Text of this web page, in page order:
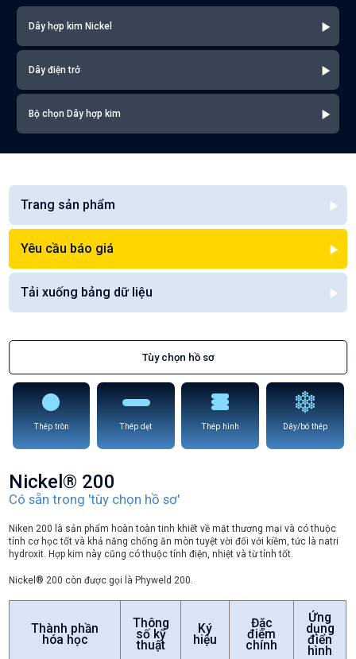
Dây hợp kim Nickel
Dây điện trở
Bộ chọn Dây hợp kim
Trang sản phẩm
Yêu cầu báo giá
Tải xuống bảng dữ liệu
Tùy chọn hồ sơ
Thép tròn Thép dẹt Thép hình Dây/bó thép
Nickel® 200
Có sẵn trong 'tùy chọn hồ sơ'
Niken 200 là sản phẩm hoàn toàn tinh khiết về mặt thương mại và có thuộc
tính cơ học tốt và khả năng chống ăn mòn tuyệt vời đối với kiềm, tức là natri
hydroxit. Hợp kim này cũng có thuộc tính điện, nhiệt và từ tính tốt.
Nickel® 200 còn được gọi là Phyweld 200.
Thành phần
hóa học
Thông
số kỹ
thuật
Ký
hiệu
Đặc
điểm
chính
Ứng
dụng
điển
hình